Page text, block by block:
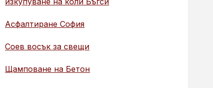
Асфалтиране София
Соев восък за свещи
Щамповане на Бетон